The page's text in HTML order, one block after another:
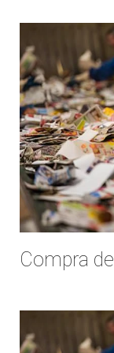
DESTINAÇÃO DE
DESTINAÇÃO DE
DESTINAÇÃO DE
DESTINAÇÃO FINAL
DESTINAÇÃO FINAL
DESTINAÇÃO FINAL
DESTINAÇÃO FINAL
DESTRUIÇÃO DE
EMPRESA DE COLETA
EMPRESA DE
EMPRESA DE COLETA
Compra